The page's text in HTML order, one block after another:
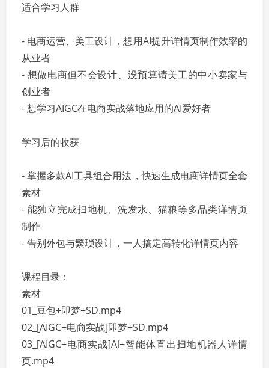
适合学习人群
- 电商运营、美工设计，想用AI提升详情页制作效率的
从业者
- 想做电商但不会设计、没预算请美工的中小卖家与
创业者
- 想学习AIGC在电商实战落地应用的AI爱好者
学习后的收获
- 掌握多款AI工具组合用法，快速生成电商详情页全套
素材
- 能独立完成扫地机、洗发水、猫粮等多品类详情页
制作
- 告别外包与繁琐设计，一人搞定高转化详情页内容
课程目录：
素材
01_豆包+即梦+SD.mp4
02_[AIGC+电商实战]即梦+SD.mp4
03_[AIGC+电商实战]Al+智能体直出扫地机器人详情
页.mp4